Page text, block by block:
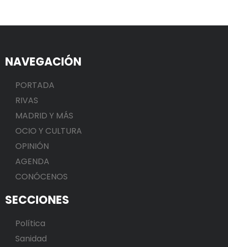
NAVEGACIÓN
PORTADA
RIVAS
MADRID Y MÁS
OCIO Y CULTURA
OPINIÓN
AGENDA
CONÓCENOS
SECCIONES
Política
Sanidad